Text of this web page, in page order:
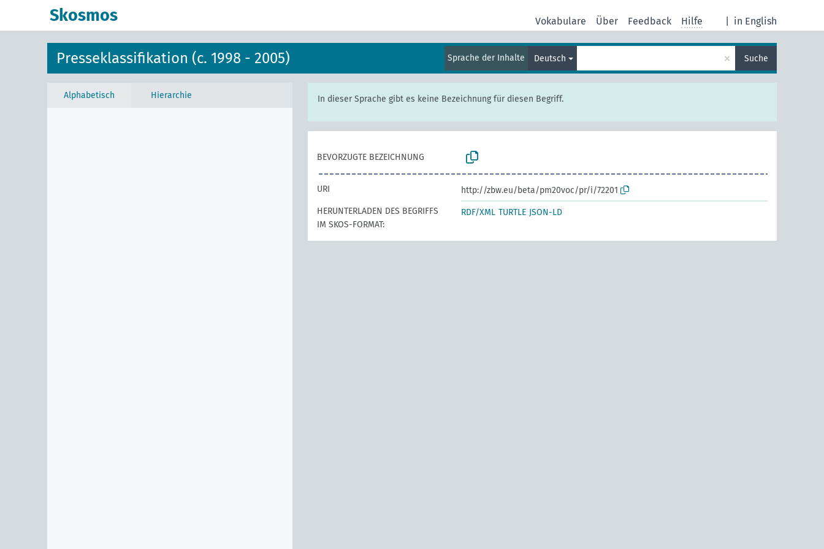
Skosmos in English
Vokabulare Über Feedback Hilfe
Presseklassifikation (c. 1998 - 2005) Sprache der Inhalte Deutsch × Suche
Alphabetisch Hierarchie In dieser Sprache gibt es keine Bezeichnung für diesen Begriff.
BEVORZUGTE BEZEICHNUNG
URI
http://zbw.eu/beta/pm20voc/pr/i/72201
HERUNTERLADEN DES BEGRIFFS
IM SKOS-FORMAT:
RDF/XML TURTLE JSON-LD